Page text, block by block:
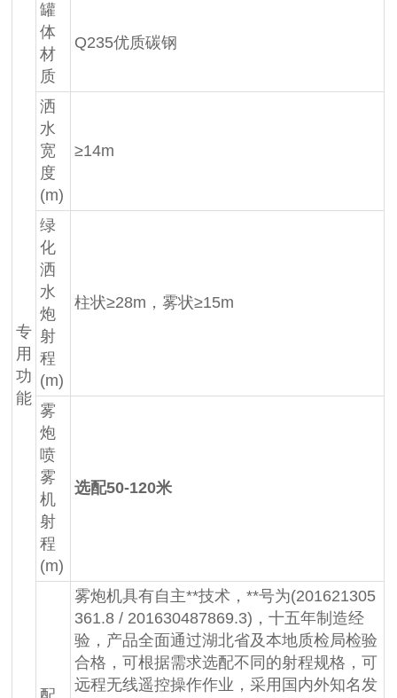
专
用
功
能
罐
体
材
质
Q235优质碳钢
洒
水
宽
度
(m)
≥14m
绿
化
洒
水
炮
射
程
(m)
柱状≥28m，雾状≥15m
雾
炮
喷
雾
机
射
程
(m)
选配50-120米
雾炮机具有自主**技术，**号为(201621305
361.8 / 201630487869.3)，十五年制造经
验，产品全面通过湖北省及本地质检局检验
合格，可根据需求选配不同的射程规格，可
远程无线遥控操作作业，采用国内外知名发